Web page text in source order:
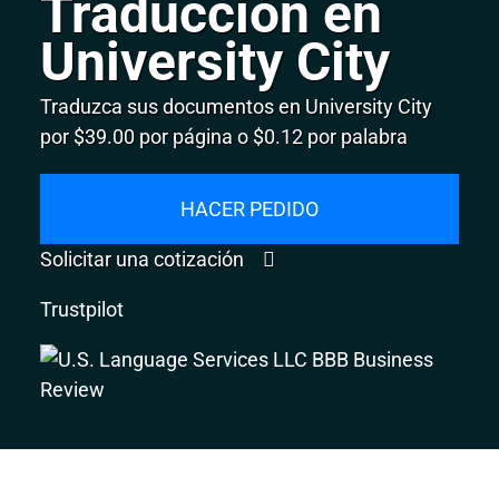
Traducción en
University City
Traduzca sus documentos en University City
por $39.00 por página o $0.12 por palabra
HACER PEDIDO
Solicitar una cotización
Trustpilot